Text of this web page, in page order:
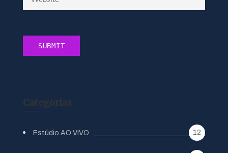
Categorias
Estúdio AO VIVO 12